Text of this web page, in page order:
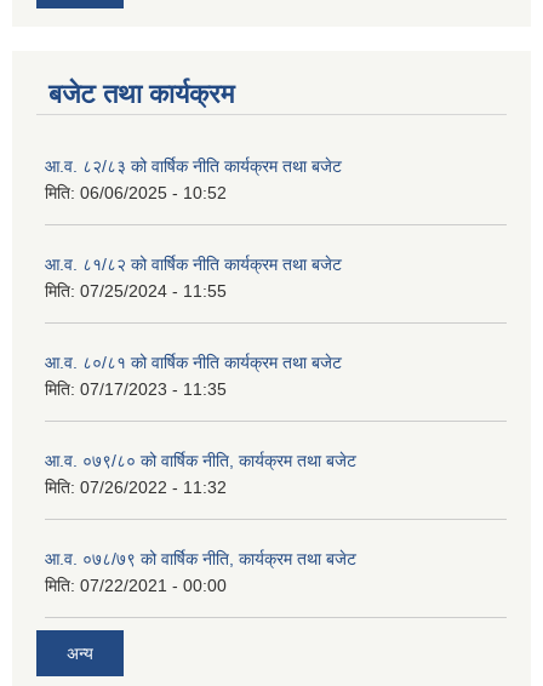
बजेट तथा कार्यक्रम
आ.व. ८२/८३ को वार्षिक नीति कार्यक्रम तथा बजेट
मिति: 06/06/2025 - 10:52
आ.व. ८१/८२ को वार्षिक नीति कार्यक्रम तथा बजेट
मिति: 07/25/2024 - 11:55
आ.व. ८०/८१ को वार्षिक नीति कार्यक्रम तथा बजेट
मिति: 07/17/2023 - 11:35
आ.व. ०७९/८० को वार्षिक नीति, कार्यक्रम तथा बजेट
मिति: 07/26/2022 - 11:32
आ.व. ०७८/७९ को वार्षिक नीति, कार्यक्रम तथा बजेट
मिति: 07/22/2021 - 00:00
अन्य